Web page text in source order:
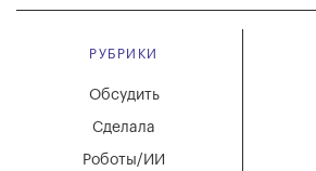
РУБРИКИ
Обсудить
Сделала
Роботы/ИИ